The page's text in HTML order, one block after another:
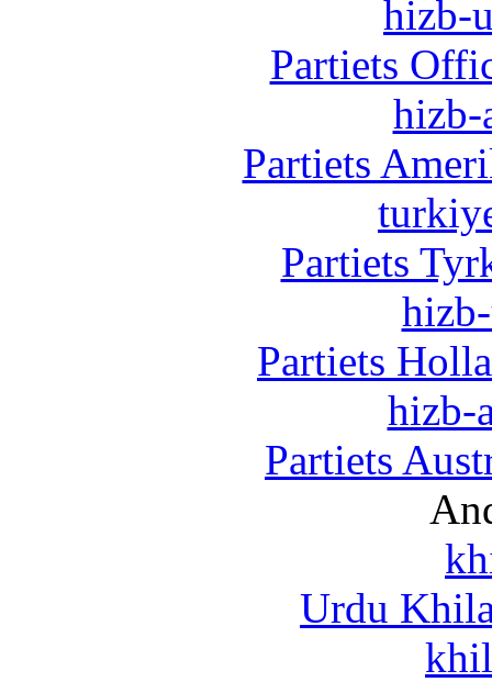
hizb-
Partiets
hizb-
Partiets
Partiets
Partiets
hizb-
Partiets
Urdu